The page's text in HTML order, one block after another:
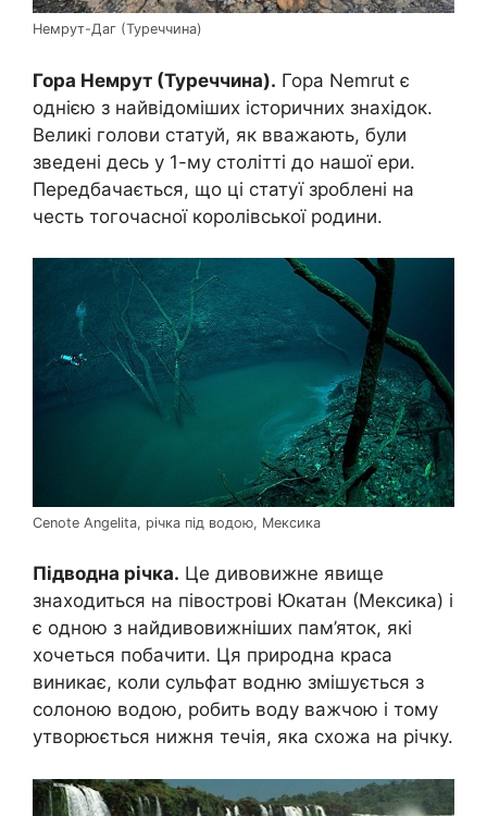
Немрут-Даг (Туреччина)
Гора Немрут (Туреччина). Гора Nemrut є
однією з найвідоміших історичних знахідок.
Великі голови статуй, як вважають, були
зведені десь у 1-му столітті до нашої ери.
Передбачається, що ці статуї зроблені на
честь тогочасної королівської родини.
Cenote Angelita, річка під водою, Мексика
Підводна річка. Це дивовижне явище
знаходиться на півострові Юкатан (Мексика) і
є одною з найдивовижніших пам’яток, які
хочеться побачити. Ця природна краса
виникає, коли сульфат водню змішується з
солоною водою, робить воду важчою і тому
утворюється нижня течія, яка схожа на річку.